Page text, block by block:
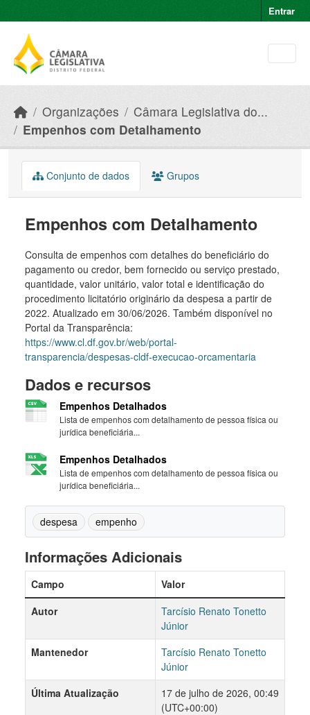
Entrar
Organizações
Câmara Legislativa do...
Empenhos com Detalhamento
Conjunto de dados Grupos
Empenhos com Detalhamento
Consulta de empenhos com detalhes do beneficiário do
pagamento ou credor, bem fornecido ou serviço prestado,
quantidade, valor unitário, valor total e identificação do
procedimento licitatório originário da despesa a partir de
2022. Atualizado em 30/06/2026. Também disponível no
Portal da Transparência:
https://www.cl.df.gov.br/web/portal-
transparencia/despesas-cldf-execucao-orcamentaria
Dados e recursos
Empenhos Detalhados
Lista de empenhos com detalhamento de pessoa física ou
jurídica beneficiária...
Empenhos Detalhados
Lista de empenhos com detalhamento de pessoa física ou
jurídica beneficiária...
despesa empenho
Informações Adicionais
Campo
Valor
Autor
Tarcísio Renato Tonetto
Júnior
Mantenedor
Tarcísio Renato Tonetto
Júnior
Última Atualização
17 de julho de 2026, 00:49
(UTC+00:00)